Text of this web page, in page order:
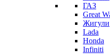
ГАЗ
Great
Жигули
Lada
Honda
Infiniti